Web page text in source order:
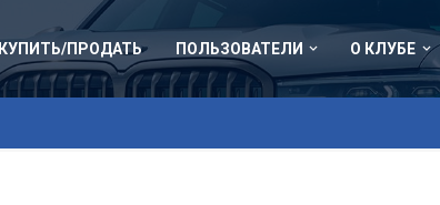
КУПИТЬ/ПРОДАТЬ ПОЛЬЗОВАТЕЛИ О КЛУБЕ